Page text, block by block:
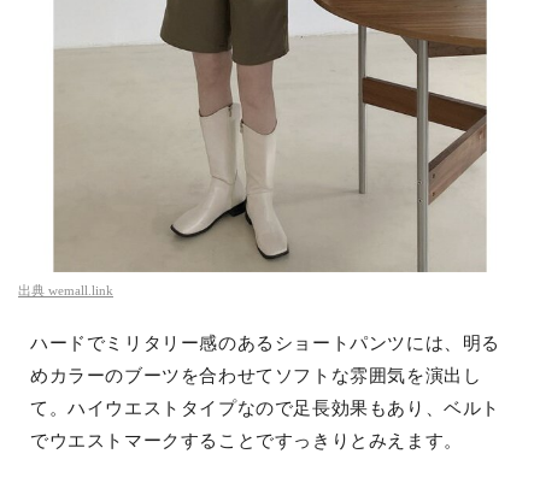
出典 wemall.link
ハードでミリタリー感のあるショートパンツには、明る
めカラーのブーツを合わせてソフトな雰囲気を演出し
て。ハイウエストタイプなので足長効果もあり、ベルト
でウエストマークすることですっきりとみえます。